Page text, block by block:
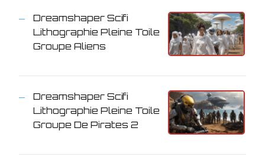
Dreamshaper Scifi
Lithographie Pleine Toile
Groupe Aliens
Dreamshaper Scifi
Lithographie Pleine Toile
Groupe De Pirates 2